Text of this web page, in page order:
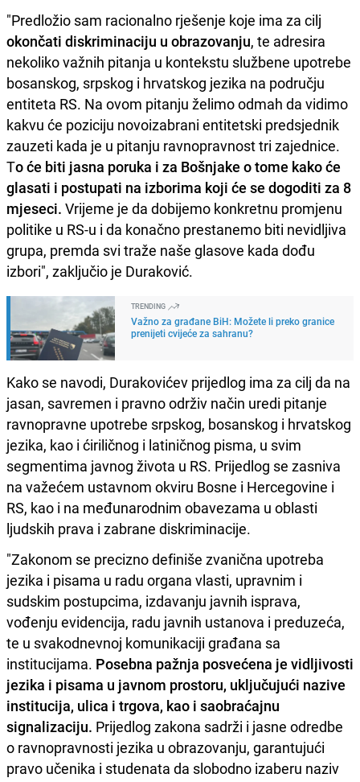
"Predložio sam racionalno rješenje koje ima za cilj
okončati diskriminaciju u obrazovanju, te adresira
nekoliko važnih pitanja u kontekstu službene upotrebe
bosanskog, srpskog i hrvatskog jezika na području
entiteta RS. Na ovom pitanju želimo odmah da vidimo
kakvu će poziciju novoizabrani entitetski predsjednik
zauzeti kada je u pitanju ravnopravnost tri zajednice.
To će biti jasna poruka i za Bošnjake o tome kako će
glasati i postupati na izborima koji će se dogoditi za 8
mjeseci. Vrijeme je da dobijemo konkretnu promjenu
politike u RS-u i da konačno prestanemo biti nevidljiva
grupa, premda svi traže naše glasove kada dođu
izbori", zaključio je Duraković.
TRENDING
Važno za građane BiH: Možete li preko granice
prenijeti cvijeće za sahranu?
Kako se navodi, Durakovićev prijedlog ima za cilj da na
jasan, savremen i pravno održiv način uredi pitanje
ravnopravne upotrebe srpskog, bosanskog i hrvatskog
jezika, kao i ćiriličnog i latiničnog pisma, u svim
segmentima javnog života u RS. Prijedlog se zasniva
na važećem ustavnom okviru Bosne i Hercegovine i
RS, kao i na međunarodnim obavezama u oblasti
ljudskih prava i zabrane diskriminacije.
"Zakonom se precizno definiše zvanična upotreba
jezika i pisama u radu organa vlasti, upravnim i
sudskim postupcima, izdavanju javnih isprava,
vođenju evidencija, radu javnih ustanova i preduzeća,
te u svakodnevnoj komunikaciji građana sa
institucijama. Posebna pažnja posvećena je vidljivosti
jezika i pisama u javnom prostoru, uključujući nazive
institucija, ulica i trgova, kao i saobraćajnu
signalizaciju. Prijedlog zakona sadrži i jasne odredbe
o ravnopravnosti jezika u obrazovanju, garantujući
pravo učenika i studenata da slobodno izaberu naziv